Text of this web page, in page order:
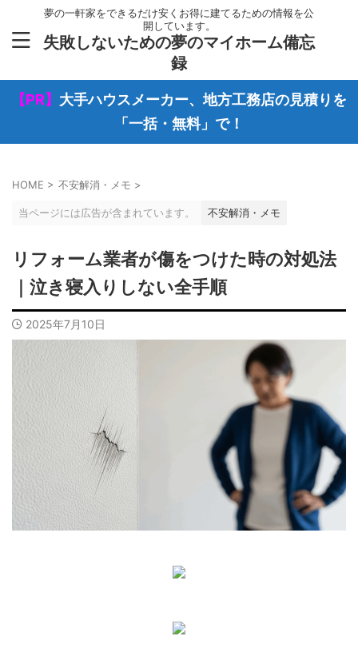
夢の一軒家をできるだけ安くお得に建てるための情報を公
開しています。
失敗しないための夢のマイホーム備忘
録
【PR】 大手ハウスメーカー、地方工務店の見積りを
「一括・無料」で！
HOME > 不安解消・メモ >
当ページには広告が含まれています。 不安解消・メモ
リフォーム業者が傷をつけた時の対処法
｜泣き寝入りしない全手順
2025年7月10日